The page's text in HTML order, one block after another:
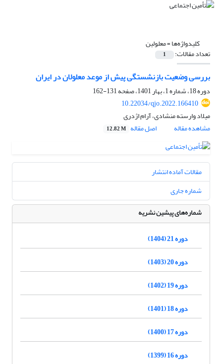
کلیدواژه‌ها =معلولین
تعداد مقالات: 1
بررسی وضعیت باز‌‌نشستگی پیش از موعد معلولان در ایران
دوره 18، شماره 1، بهار 1401، صفحه
131-162
10.22034/qjo.2022.166410
میلاد وارسته منشادی، آرام اژدری
مشاهده مقاله
اصل مقاله 12.82 M
مقالات آماده انتشار
شماره جاری
شماره‌های پیشین نشریه
دوره 21 (1404)
دوره 20 (1403)
دوره 19 (1402)
دوره 18 (1401)
دوره 17 (1400)
دوره 16 (1399)